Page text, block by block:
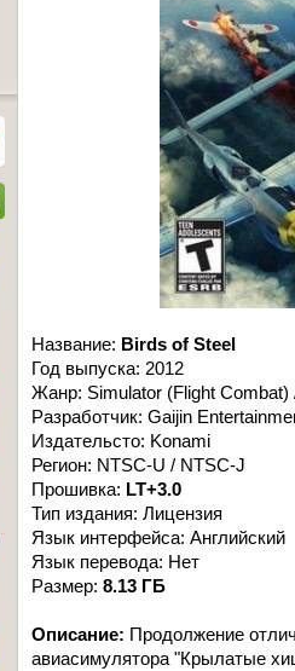
Название: Birds of Steel
Год выпуска: 2012
Жанр: Simulator (Flight Combat)
Разработчик: Gaijin
Издательсто: Konami
Регион: NTSC-U / NTSC-J
Прошивка: LT+3.0
Тип издания: Лицензия
Язык интерфейса: Английский
Язык перевода: Нет
Размер: 8.13 ГБ
Описание: Продолжение
авиасимулятора "Крылатые